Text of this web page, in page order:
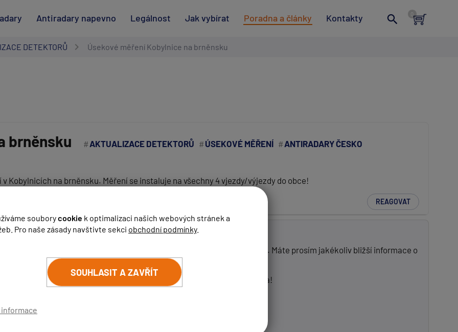
souborycookie k optimalizaci našich webových stránek a
Pro naše zásady navštivte sekci obchodní podmínky.
SOUHLASIT A ZAVŘÍT
informace
Antiradary napevno Legálnost Jak vybírat Poradna a články Kontakty
DETEKTORŮ Úsekové měření Kobylnice na brněnsku
brněnsku AKTUALIZACE DETEKTORŮ ÚSEKOVÉ MĚŘENÍ ANTIRADARY ČESKO
Kobylnicích na brněnsku. Měření se instaluje na všechny 4 vjezdy/výjezdy do obce!
REAGOVAT
máme prozatím jedno úsekové měření ve směru na Ponětovice. Máte prosím jakékoliv bližší informace o
ale stačilo by také foto z místa radarů.
rádi Vám nabídneme příslušenství GENEVO do Vašeho vozidla zdarma!
kilometrů se zařízením GENEVO.